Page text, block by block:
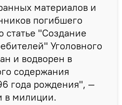
материалов и
погибшего
статье "Создание
Уголовного
и водворен в
содержания
года рождения", —
в милиции.